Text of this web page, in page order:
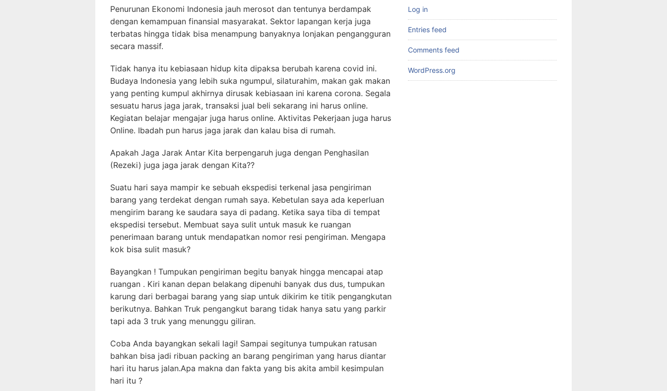
Penurunan Ekonomi Indonesia jauh merosot dan tentunya berdampak
dengan kemampuan finansial masyarakat. Sektor lapangan kerja juga
terbatas hingga tidak bisa menampung banyaknya lonjakan pengangguran
secara massif.
Tidak hanya itu kebiasaan hidup kita dipaksa berubah karena covid ini.
Budaya Indonesia yang lebih suka ngumpul, silaturahim, makan gak makan
yang penting kumpul akhirnya dirusak kebiasaan ini karena corona. Segala
sesuatu harus jaga jarak, transaksi jual beli sekarang ini harus online.
Kegiatan belajar mengajar juga harus online. Aktivitas Pekerjaan juga harus
Online. Ibadah pun harus jaga jarak dan kalau bisa di rumah.
Apakah Jaga Jarak Antar Kita berpengaruh juga dengan Penghasilan
(Rezeki) juga jaga jarak dengan Kita??
Suatu hari saya mampir ke sebuah ekspedisi terkenal jasa pengiriman
barang yang terdekat dengan rumah saya. Kebetulan saya ada keperluan
mengirim barang ke saudara saya di padang. Ketika saya tiba di tempat
ekspedisi tersebut. Membuat saya sulit untuk masuk ke ruangan
penerimaan barang untuk mendapatkan nomor resi pengiriman. Mengapa
kok bisa sulit masuk?
Bayangkan ! Tumpukan pengiriman begitu banyak hingga mencapai atap
ruangan . Kiri kanan depan belakang dipenuhi banyak dus dus, tumpukan
karung dari berbagai barang yang siap untuk dikirim ke titik pengangkutan
berikutnya. Bahkan Truk pengangkut barang tidak hanya satu yang parkir
tapi ada 3 truk yang menunggu giliran.
Coba Anda bayangkan sekali lagi! Sampai segitunya tumpukan ratusan
bahkan bisa jadi ribuan packing an barang pengiriman yang harus diantar
hari itu harus jalan.Apa makna dan fakta yang bis akita ambil kesimpulan
hari itu ?
Log in
Entries feed
Comments feed
WordPress.org